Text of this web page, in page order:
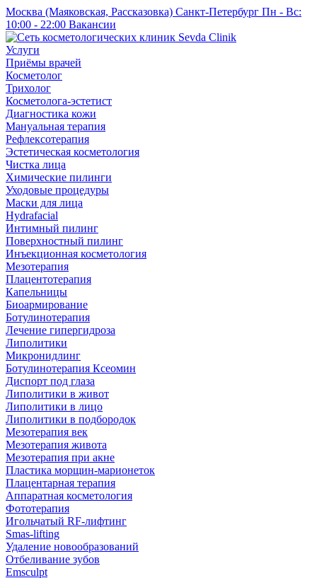
Москва (Маяковская, Рассказовка) Санкт-Петербург Пн - Вс:
10:00 - 22:00 Вакансии
Услуги
Приёмы врачей
Косметолог
Трихолог
Косметолога-эстетист
Диагностика кожи
Мануальная терапия
Рефлексотерапия
Эстетическая косметология
Чистка лица
Химические пилинги
Уходовые процедуры
Маски для лица
Hydrafacial
Интимный пилинг
Поверхностный пилинг
Инъекционная косметология
Мезотерапия
Плацентотерапия
Капельницы
Биоармирование
Ботулинотерапия
Лечение гипергидроза
Липолитики
Микронидлинг
Ботулинотерапия Ксеомин
Диспорт под глаза
Липолитики в живот
Липолитики в лицо
Липолитики в подбородок
Мезотерапия век
Мезотерапия живота
Мезотерапия при акне
Пластика морщин-марионеток
Плацентарная терапия
Аппаратная косметология
Фототерапия
Игольчатый RF-лифтинг
Smas-lifting
Удаление новообразований
Отбеливание зубов
Emsculpt